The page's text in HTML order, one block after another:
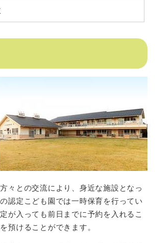
々との交流により、身近な施設となっ
認定こども園では一時保育を行ってい
が入っても前日までに予約を入れるこ
預けることができます。